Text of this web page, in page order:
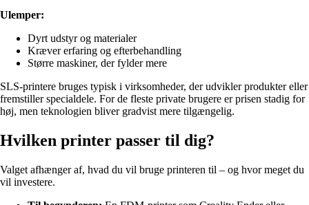
Ulemper:
Dyrt udstyr og materialer
Kræver erfaring og efterbehandling
Større maskiner, der fylder mere
SLS-printere bruges typisk i virksomheder, der udvikler produkter eller
fremstiller specialdele. For de fleste private brugere er prisen stadig for
høj, men teknologien bliver gradvist mere tilgængelig.
Hvilken printer passer til dig?
Valget afhænger af, hvad du vil bruge printeren til – og hvor meget du
vil investere.